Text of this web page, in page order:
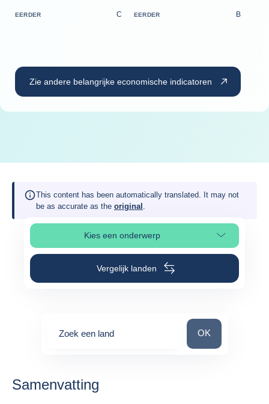
EERDER C EERDER B
Zie andere belangrijke economische indicatoren
This content has been automatically translated. It may not
be as accurate as the original .
Kies een onderwerp
Selecteer paginasectie
Vergelijk landen
Zoek een land Zoek een land
OK
Samenvatting